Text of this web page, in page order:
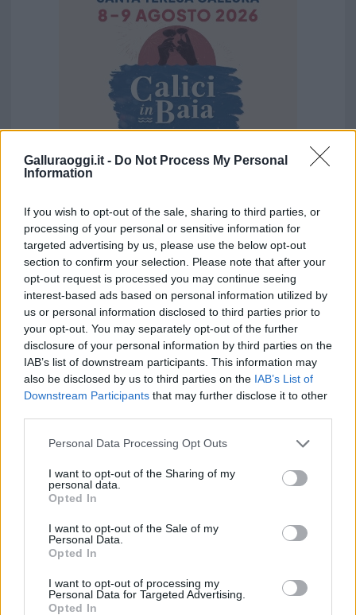
Galluraoggi.it - Do Not Process My Personal
Information
If you wish to opt-out of the sale, sharing to third parties, or
processing of your personal or sensitive information for
targeted advertising by us, please use the below opt-out
section to confirm your selection. Please note that after your
opt-out request is processed you may continue seeing
interest-based ads based on personal information utilized by
us or personal information disclosed to third parties prior to
your opt-out. You may separately opt-out of the further
disclosure of your personal information by third parties on the
IAB’s list of downstream participants. This information may
also be disclosed by us to third parties on the IAB’s List of
Downstream Participants that may further disclose it to other
Please note that this website/app uses one or more Google
not limited to your visit or usage behaviour. You may click to
grant or deny consent to Google and its third-party tags to
use your data for below specified purposes in below Google
consent section.
Personal Data Processing Opt Outs
I want to opt-out of the Sharing of my
personal data.
Opted In
I want to opt-out of the Sale of my
Personal Data.
Opted In
I want to opt-out of processing my
Personal Data for Targeted Advertising.
Opted In
Vuoi rimuovere le pubblicità nazionali?
Puoi abbonarti asoli € 1,10 al mese
cliccandoqui
Sei già abbonato?
Puoi effettuare l'accesso andando nella
sezioneLogindal menù del sito o
cliccandoqui
Notizie Olbia
Porto Rotondo Case
Entra nel canale telegram di